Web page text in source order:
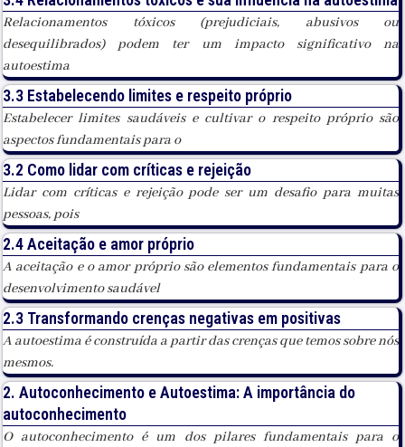
Relacionamentos tóxicos (prejudiciais, abusivos ou
desequilibrados) podem ter um impacto significativo na
autoestima
3.3 Estabelecendo limites e respeito próprio
Estabelecer limites saudáveis e cultivar o respeito próprio são
aspectos fundamentais para o
3.2 Como lidar com críticas e rejeição
Lidar com críticas e rejeição pode ser um desafio para muitas
pessoas, pois
2.4 Aceitação e amor próprio
A aceitação e o amor próprio são elementos fundamentais para o
desenvolvimento saudável
2.3 Transformando crenças negativas em positivas
A autoestima é construída a partir das crenças que temos sobre nós
mesmos.
2. Autoconhecimento e Autoestima: A importância do
autoconhecimento
O autoconhecimento é um dos pilares fundamentais para o